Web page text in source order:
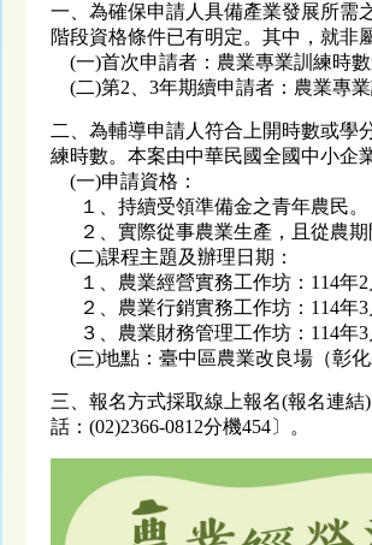
一、為確保申請人具備產業發展所需
階段資格條件已有明定。其中，就非
(一)首次申請者：農業專業訓練時數
(二)第2、3年期續申請者：農業專業
二、為輔導申請人符合上開時數或學
練時數。本案由中華民國全國中小企
(一)申請資格：
１、持續受領準備金之青年農民。
２、實際從事農業生產，且從農期
(二)課程主題及辦理日期：
１、農業經營實務工作坊：114年2
２、農業行銷實務工作坊：114年3
３、農業財務管理工作坊：114年3
(三)地點：臺中區農業改良場（彰化
三、報名方式採取線上報名(報名連
話：(02)2366-0812分機454〕。